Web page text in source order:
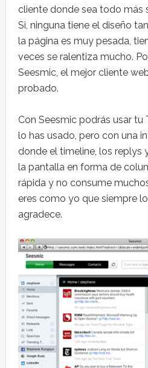
cliente donde sea todo más
Si, ninguna tiene el diseño
la página es muy pesada,
veces se ralentiza mucho.
Seesmic, el mejor cliente
probado.
Con Seesmic podrás usar
lo has usado, pero con una
donde el timeline, los replys
la pantalla en forma de
rápida y no consume
eres como yo que siempre
agradece.